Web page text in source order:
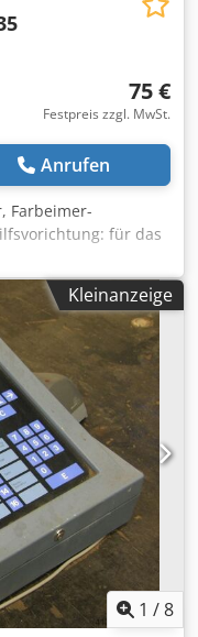
75 €
Festpreis zzgl. MwSt.
Anrufen
Farbeimer-
für das
Hepfx Ah Tok -
Kleinanzeige
1 /8